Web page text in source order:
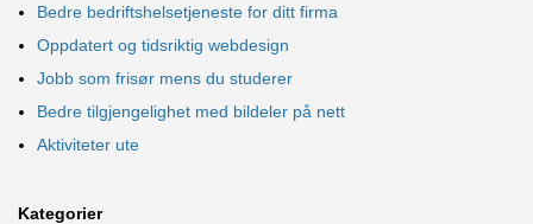
Bedre bedriftshelsetjeneste for ditt firma
Oppdatert og tidsriktig webdesign
Jobb som frisør mens du studerer
Bedre tilgjengelighet med bildeler på nett
Aktiviteter ute
Kategorier